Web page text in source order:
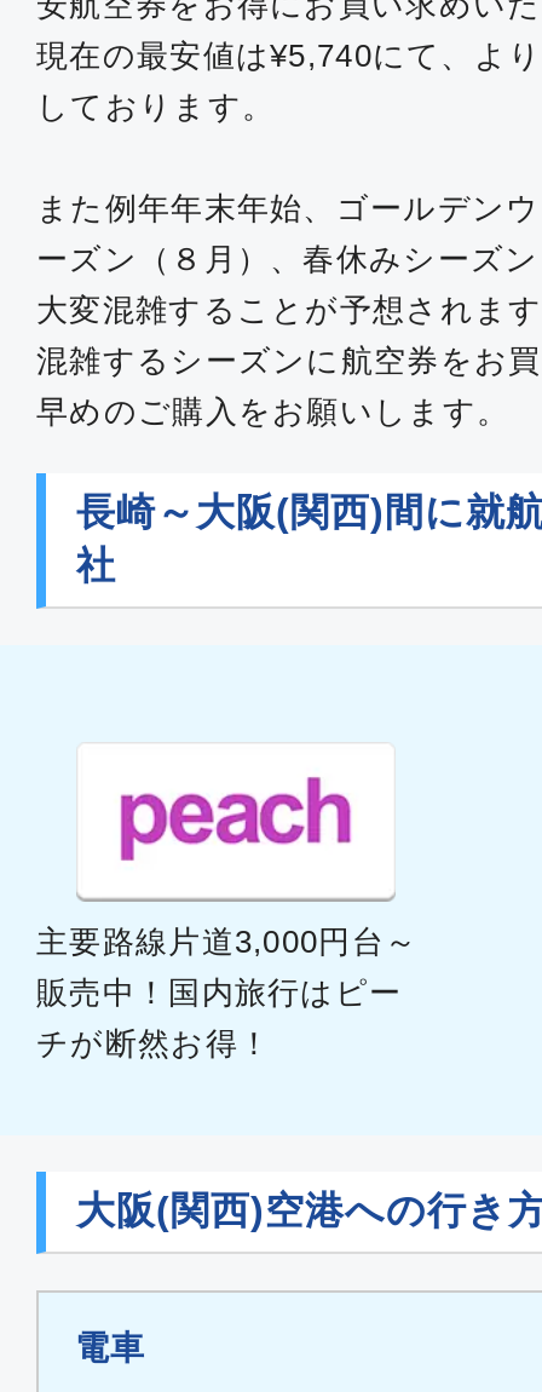
現在の最安値は¥5,740にて、よ
しております。
また例年年末年始、ゴールデン
ーズン（８月）、春休みシーズ
大変混雑することが予想されま
混雑するシーズンに航空券をお
早めのご購入をお願いします。
長崎～大阪(関西)間に就
社
主要路線片道3,000円台～
販売中！国内旅行はピー
チが断然お得！
大阪(関西)空港への行き
電車